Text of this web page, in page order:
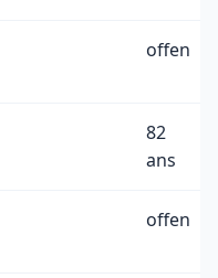
offen
82
ans
offen